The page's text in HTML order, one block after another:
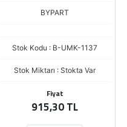
BYPART
Stok Kodu : B-UMK-1137
Stok Miktarı : Stokta Var
Fiyat
915,30 TL